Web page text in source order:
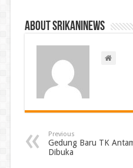
About srikaninews
Previous
Gedung Baru TK
Dibuka